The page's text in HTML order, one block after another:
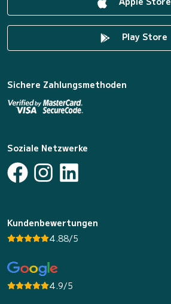
Play Store
Sichere Zahlungsmethoden
Soziale Netzwerke
Kundenbewertungen
4.88/5
4.9/5